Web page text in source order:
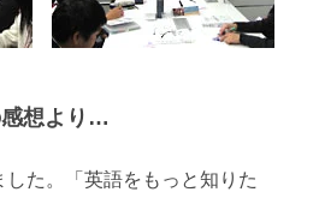
想より…
た。「英語をもっと知りた